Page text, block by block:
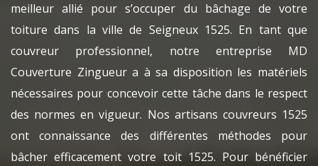
meilleur allié pour s’occuper du bâchage de votre
toiture dans la ville de Seigneux 1525. En tant que
couvreur professionnel, notre entreprise MD
Couverture Zingueur a à sa disposition les matériels
nécessaires pour concevoir cette tâche dans le respect
des normes en vigueur. Nos artisans couvreurs 1525
ont connaissance des différentes méthodes pour
bâcher efficacement votre toit 1525. Pour bénéficier